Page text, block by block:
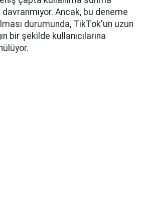
Ancak, bu deneme
durumunda, TikTok'un uzun
bir şekilde kullanıcılarına